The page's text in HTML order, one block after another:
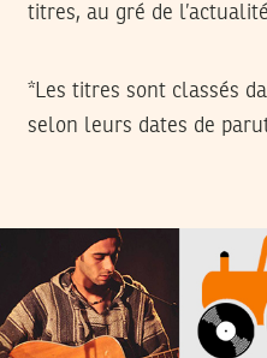
titres, au gré de
*Les titres sont classés
selon leurs dates de